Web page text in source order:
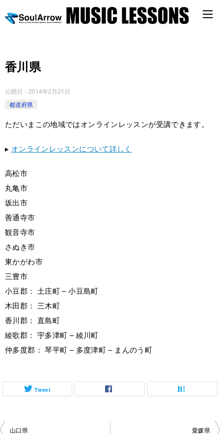
香川県
公開日： 2014年2月21日
都道府県
ただいまこの地域ではオンラインレッスンが受講できます。
▸ オンラインレッスンについて詳しく
高松市
丸亀市
坂出市
善通寺市
観音寺市
さぬき市
東かがわ市
三豊市
小豆郡： 土庄町 – 小豆島町
木田郡： 三木町
香川郡： 直島町
綾歌郡： 宇多津町 – 綾川町
仲多度郡： 琴平町 – 多度津町 – まんのう町
Tweet
投
山口県 愛媛県